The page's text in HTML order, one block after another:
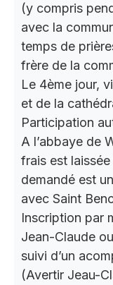
(y compris
avec la
temps de
frère de la
Le 4ème jour,
et de la
Participation
A l’abbaye de
frais est
demandé est
avec Saint
Inscription par
Jean-Claude
suivi d’un
(Avertir Jeau-